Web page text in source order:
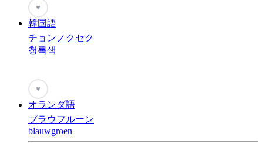
♥
韓国語
チョンノクセク
청록색
♥
オランダ語
ブラウフルーン
blauwgroen